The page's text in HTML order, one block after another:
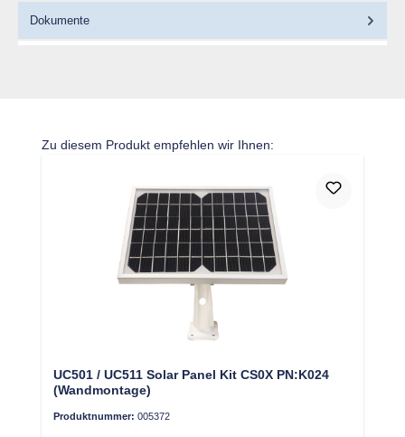
Dokumente
Produktgalerie überspringen
Zu diesem Produkt empfehlen wir Ihnen:
UC501 / UC511 Solar Panel Kit CS0X PN:K024
(Wandmontage)
Produktnummer: 005372